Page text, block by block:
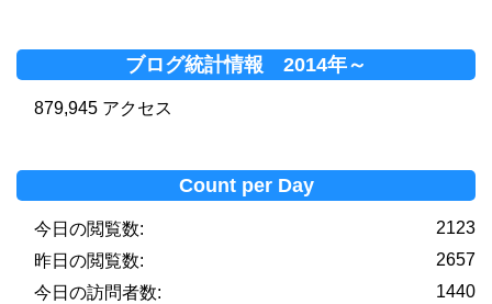
ブログ統計情報 2014年～
879,945 アクセス
Count per Day
2123
今日の閲覧数:
2657
昨日の閲覧数:
1440
今日の訪問者数: